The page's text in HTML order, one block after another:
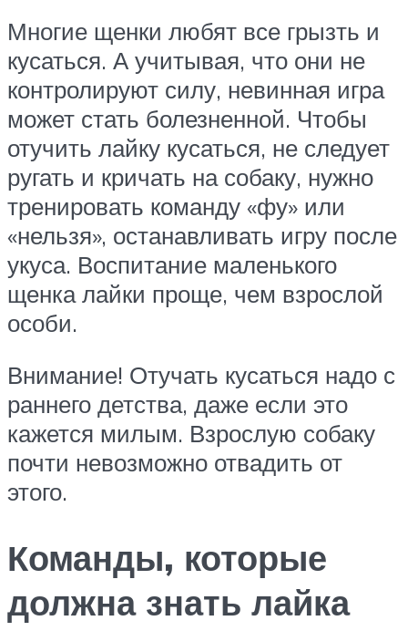
Многие щенки любят все грызть и
кусаться. А учитывая, что они не
контролируют силу, невинная игра
может стать болезненной. Чтобы
отучить лайку кусаться, не следует
ругать и кричать на собаку, нужно
тренировать команду «фу» или
«нельзя», останавливать игру после
укуса. Воспитание маленького
щенка лайки проще, чем взрослой
особи.
Внимание! Отучать кусаться надо с
раннего детства, даже если это
кажется милым. Взрослую собаку
почти невозможно отвадить от
этого.
Команды, которые
должна знать лайка